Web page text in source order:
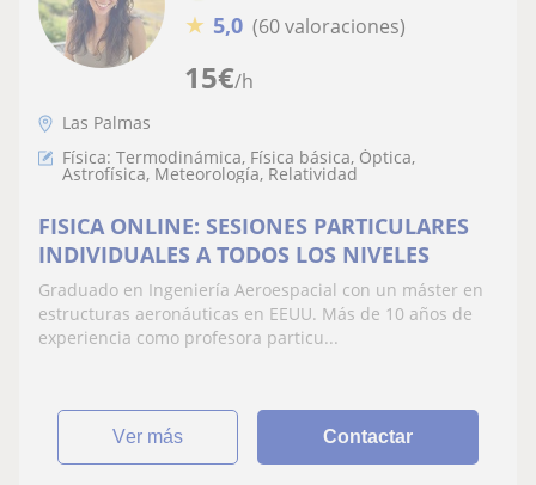
15€/h
★ 5,0 (60 valoraciones)
Las Palmas
Física: Termodinámica, Física básica, Óptica,
Astrofísica, Meteorología, Relatividad
FISICA ONLINE: SESIONES PARTICULARES
INDIVIDUALES A TODOS LOS NIVELES
Graduado en Ingeniería Aeroespacial con un máster en
estructuras aeronáuticas en EEUU. Más de 10 años de
experiencia como profesora particu...
ver más Contactar